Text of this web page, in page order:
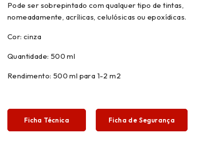
Pode ser sobrepintado com qualquer tipo de tintas,
nomeadamente, acrílicas, celulósicas ou epoxídicas.
Cor: cinza
Quantidade: 500 ml
Rendimento: 500 ml para 1-2 m2
Ficha Técnica Ficha de Segurança